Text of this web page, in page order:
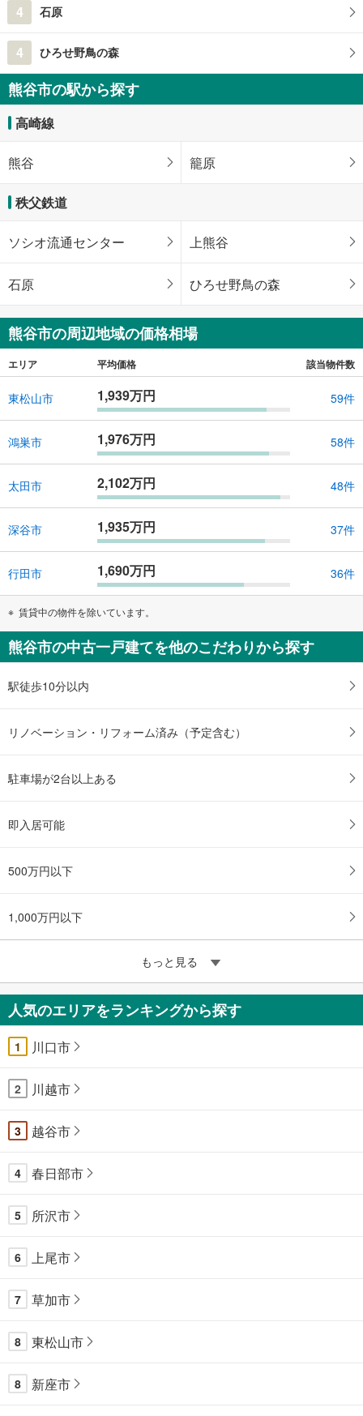
4 石原
4 ひろせ野鳥の森
熊谷市の駅から探す
高崎線
熊谷 籠原
秩父鉄道
ソシオ流通センター 上熊谷
石原 ひろせ野鳥の森
熊谷市の周辺地域の価格相場
エリア 平均価格 該当物件数
東松山市 1,939万円 59件
鴻巣市 1,976万円 58件
太田市 2,102万円 48件
深谷市 1,935万円 37件
行田市 1,690万円 36件
賃貸中の物件を除いています。
熊谷市の中古一戸建てを他のこだわりから探す
駅徒歩10分以内
リノベーション・リフォーム済み（予定含む）
駐車場が2台以上ある
即入居可能
500万円以下
1,000万円以下
もっと見る
人気のエリアをランキングから探す
1 川口市
2 川越市
3 越谷市
4 春日部市
5 所沢市
6 上尾市
7 草加市
8 東松山市
8 新座市